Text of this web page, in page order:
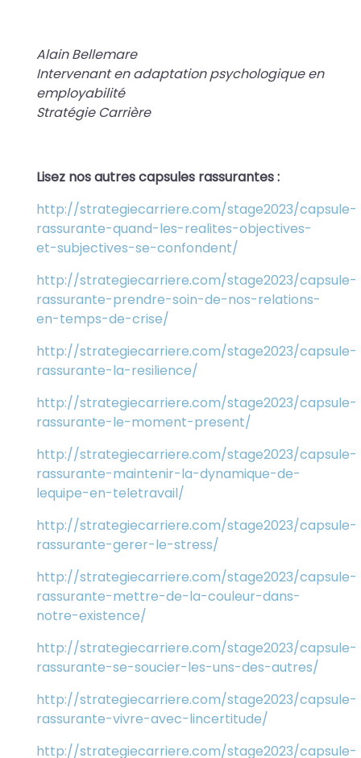
Alain Bellemare
Intervenant en adaptation psychologique en
employabilité
Stratégie Carrière
Lisez nos autres capsules rassurantes :
http://strategiecarriere.com/stage2023/capsule-
rassurante-quand-les-realites-objectives-
et-subjectives-se-confondent/
http://strategiecarriere.com/stage2023/capsule-
rassurante-prendre-soin-de-nos-relations-
en-temps-de-crise/
http://strategiecarriere.com/stage2023/capsule-
rassurante-la-resilience/
http://strategiecarriere.com/stage2023/capsule-
rassurante-le-moment-present/
http://strategiecarriere.com/stage2023/capsule-
rassurante-maintenir-la-dynamique-de-
lequipe-en-teletravail/
http://strategiecarriere.com/stage2023/capsule-
rassurante-gerer-le-stress/
http://strategiecarriere.com/stage2023/capsule-
rassurante-mettre-de-la-couleur-dans-
notre-existence/
http://strategiecarriere.com/stage2023/capsule-
rassurante-se-soucier-les-uns-des-autres/
http://strategiecarriere.com/stage2023/capsule-
rassurante-vivre-avec-lincertitude/
http://strategiecarriere.com/stage2023/capsule-